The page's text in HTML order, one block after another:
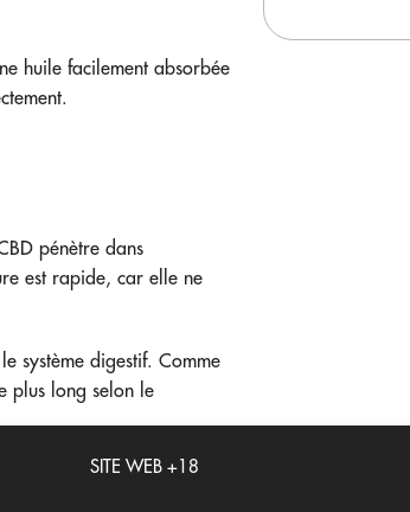
SITE WEB +18
huile facilement absorbée
pénètre dans
est rapide, car elle ne
système digestif. Comme
plus long selon le
de CBD :